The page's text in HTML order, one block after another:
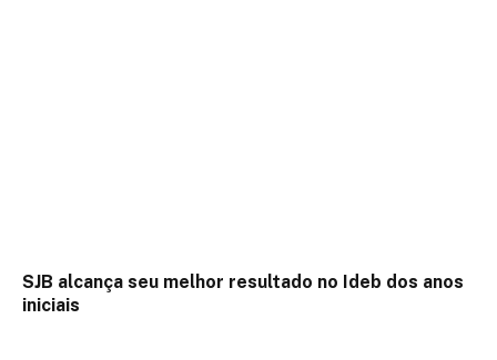
SJB alcança seu melhor resultado no Ideb dos anos
iniciais